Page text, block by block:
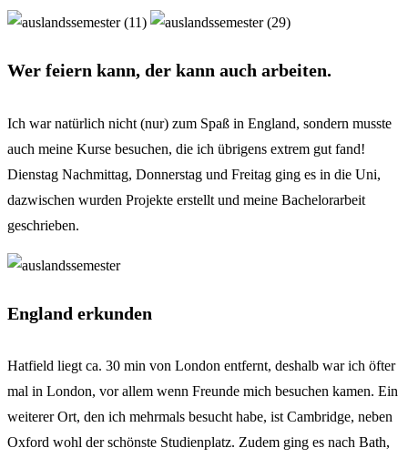
Wer feiern kann, der kann auch arbeiten.
Ich war natürlich nicht (nur) zum Spaß in England, sondern musste
auch meine Kurse besuchen, die ich übrigens extrem gut fand!
Dienstag Nachmittag, Donnerstag und Freitag ging es in die Uni,
dazwischen wurden Projekte erstellt und meine Bachelorarbeit
geschrieben.
England erkunden
Hatfield liegt ca. 30 min von London entfernt, deshalb war ich öfter
mal in London, vor allem wenn Freunde mich besuchen kamen. Ein
weiterer Ort, den ich mehrmals besucht habe, ist Cambridge, neben
Oxford wohl der schönste Studienplatz. Zudem ging es nach Bath,